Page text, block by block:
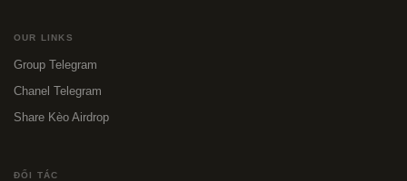
OUR LINKS
Group Telegram
Chanel Telegram
Share Kèo Airdrop
ĐỐI TÁC